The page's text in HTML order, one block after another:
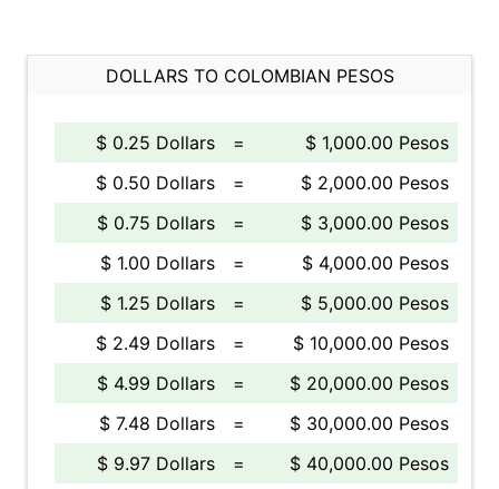
DOLLARS TO COLOMBIAN PESOS
$ 0.25 Dollars =
$ 1,000.00 Pesos
$ 0.50 Dollars
=
$ 2,000.00 Pesos
$ 0.75 Dollars
=
$ 3,000.00 Pesos
$ 1.00 Dollars
=
$ 4,000.00 Pesos
$ 1.25 Dollars
=
$ 5,000.00 Pesos
$ 2.49 Dollars
=
$ 10,000.00 Pesos
$ 4.99 Dollars
=
$ 20,000.00 Pesos
$ 7.48 Dollars
=
$ 30,000.00 Pesos
$ 9.97 Dollars
= $ 40,000.00 Pesos